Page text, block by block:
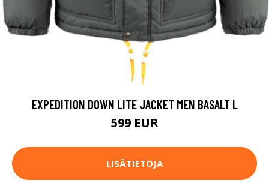
EXPEDITION DOWN LITE JACKET MEN BASALT L
599 EUR
LISÄTIETOJA